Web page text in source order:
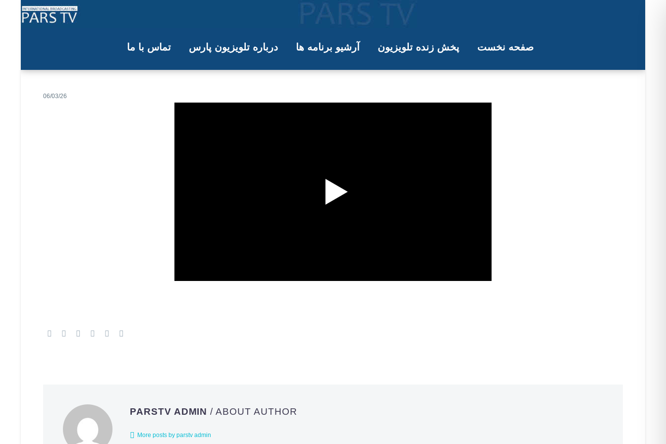
تماس با ما درباره تلویزیون پارس آرشیو برنامه ها پخش زنده تلویزیون صفحه نخست
مشروح اخبار -لیلا هاشمیان
06/03/26
PARSTV ADMIN/ ABOUT AUTHOR
More posts by parstv admin